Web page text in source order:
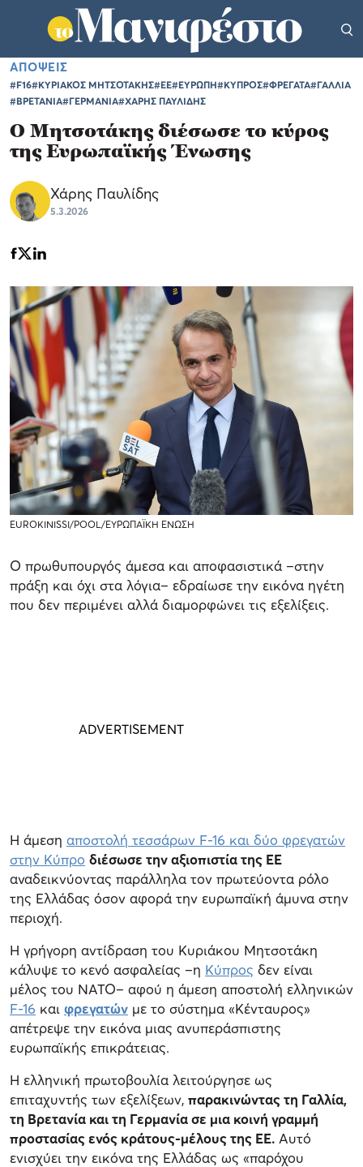
ΑΠΟΨΕΙΣ
#F16#ΚΥΡΙΑΚΟΣ ΜΗΤΣΟΤΑΚΗΣ#ΕΕ#ΕΥΡΩΠΗ#ΚΥΠΡΟΣ#ΦΡΕΓΑΤΑ#ΓΑΛΛΙΑ
#ΒΡΕΤΑΝΙΑ#ΓΕΡΜΑΝΙΑ#ΧΑΡΗΣ ΠΑΥΛΙΔΗΣ
Ο Μητσοτάκης διέσωσε το κύρος
της Ευρωπαϊκής Ένωσης
Χάρης Παυλίδης
5.3.2026
EUROKINISSI/POOL/ΕΥΡΩΠΑΪΚΗ ΕΝΩΣΗ
Ο πρωθυπουργός άμεσα και αποφασιστικά –στην
πράξη και όχι στα λόγια– εδραίωσε την εικόνα ηγέτη
που δεν περιμένει αλλά διαμορφώνει τις εξελίξεις.
Η άμεση αποστολή τεσσάρων F-16 και δύο φρεγατών
στην Κύπρο διέσωσε την αξιοπιστία της ΕΕ
αναδεικνύοντας παράλληλα τον πρωτεύοντα ρόλο
της Ελλάδας όσον αφορά την ευρωπαϊκή άμυνα στην
περιοχή.
Η γρήγορη αντίδραση του Κυριάκου Μητσοτάκη
κάλυψε το κενό ασφαλείας –η Κύπρος δεν είναι
μέλος του ΝΑΤΟ– αφού η άμεση αποστολή ελληνικών
F-16 και φρεγατών με το σύστημα «Κένταυρος»
απέτρεψε την εικόνα μιας ανυπεράσπιστης
ευρωπαϊκής επικράτειας.
Η ελληνική πρωτοβουλία λειτούργησε ως
επιταχυντής των εξελίξεων, παρακινώντας τη Γαλλία,
τη Βρετανία και τη Γερμανία σε μια κοινή γραμμή
προστασίας ενός κράτους-μέλους της ΕΕ. Αυτό
ενισχύει την εικόνα της Ελλάδας ως «παρόχου